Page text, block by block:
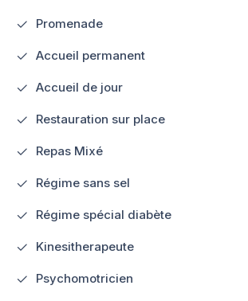
Promenade
Accueil permanent
Accueil de jour
Restauration sur place
Repas Mixé
Régime sans sel
Régime spécial diabète
Kinesitherapeute
Psychomotricien